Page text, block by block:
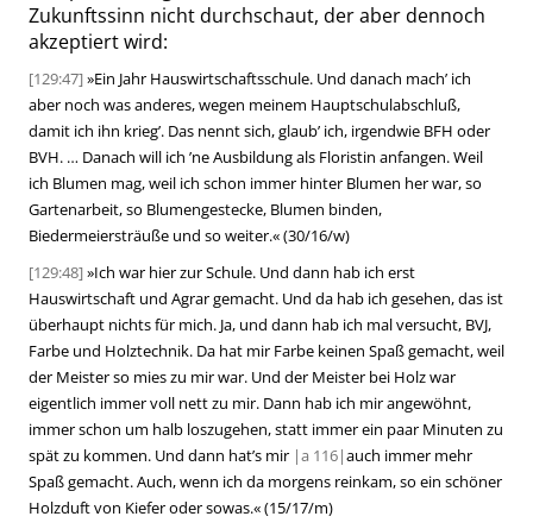
Zukunftssinn nicht durchschaut, der aber dennoch
akzeptiert wird:
[129:47]»Ein Jahr Hauswirtschaftsschule. Und danach mach’ ich
aber noch was anderes, wegen meinem Hauptschulabschluß,
damit ich ihn krieg’. Das nennt sich, glaub’ ich, irgendwie BFH oder
BVH. … Danach will ich ’ne Ausbildung als Floristin anfangen. Weil
ich Blumen mag, weil ich schon immer hinter Blumen her war, so
Gartenarbeit, so Blumengestecke, Blumen binden,
Biedermeiersträuße und so weiter.«(30/16/w)
[129:48]»Ich war hier zur Schule. Und dann hab ich erst
Hauswirtschaft und Agrar gemacht. Und da hab ich gesehen, das ist
überhaupt nichts für mich. Ja, und dann hab ich mal versucht, BVJ,
Farbe und Holztechnik. Da hat mir Farbe keinen Spaß gemacht, weil
der Meister so mies zu mir war. Und der Meister bei Holz war
eigentlich immer voll nett zu mir. Dann hab ich mir angewöhnt,
immer schon um halb loszugehen, statt immer ein paar Minuten zu
spät zu kommen. Und dann hat’s mir |a 116|auch immer mehr
Spaß gemacht. Auch, wenn ich da morgens reinkam, so ein schöner
Holzduft von Kiefer oder sowas.«(15/17/m)